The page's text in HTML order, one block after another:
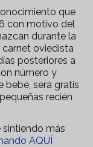
que
con motivo del
durante la
oviedista
posteriores a
número y
bebé, será gratis
recién
más
AQUÍ